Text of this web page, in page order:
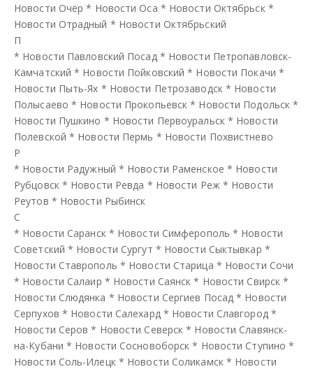
Новости Очёр * Новости Оса * Новости Октябрьск*
Новости Отрадный * Новости Октябрьский
П
* Новости Павловский Посад* Новости Петропавловск-
Камчатский * Новости Пойковский * Новости Покачи *
Новости Пыть-Ях * Новости Петрозаводск* Новости
Полысаево * Новости Прокопьевск * Новости Подольск *
Новости Пушкино * Новости Первоуральск* Новости
Полевской * Новости Пермь * Новости Похвистнево
Р
* Новости Радужный * Новости Раменское * Новости
Рубцовск* Новости Ревда * Новости Реж* Новости
Реутов * Новости Рыбинск
С
* Новости Саранск* Новости Симферополь * Новости
Советский * Новости Сургут * Новости Сыктывкар *
Новости Ставрополь * Новости Старица * Новости Сочи
* Новости Салаир * Новости Саянск * Новости Свирск *
Новости Слюдянка * Новости Сергиев Посад * Новости
Серпухов * Новости Салехард* Новости Славгород*
Новости Серов * Новости Северск * Новости Славянск-
на-Кубани * Новости Сосновоборск * Новости Ступино *
Новости Соль-Илецк* Новости Соликамск* Новости